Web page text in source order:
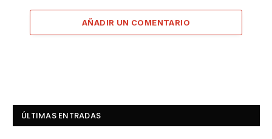
AÑADIR UN COMENTARIO
ÚLTIMAS ENTRADAS